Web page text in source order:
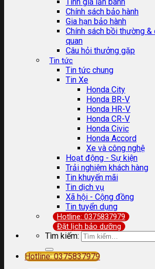
Chính sách bảo hành
Gia hạn bảo hành
Chính sách bồi thường
quan
Câu hỏi thưởng gặp
Tin tức
Tin tức chung
Tin Xe
Honda City
Honda BR-V
Honda HR-V
Honda CR-V
Honda Civic
Honda Accord
Xe và công nghệ
Hoạt động - Sự kiện
Trải nghiệm khách hàng
Tin khuyến mãi
Tin dịch vụ
Xã hội - Cộng đồng
Tin tuyển dụng
Hotline: 0375837979
Đặt lịch bảo dưỡng
Tìm kiếm:
Hotline: 0375837979